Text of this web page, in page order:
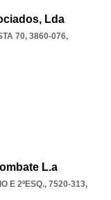
Lda
70, 3860-076,
L.a
E 2ºESQ., 7520-313,